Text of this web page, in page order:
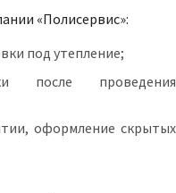
«Полисервис»:
под утепление;
после проведения
оформление скрытых